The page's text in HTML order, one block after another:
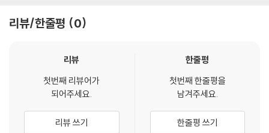
리뷰/한줄평 0
리뷰
첫번째 리뷰어가
되어주세요.
리뷰 쓰기
한줄평
첫번째 한줄평을
남겨주세요.
한줄평 쓰기